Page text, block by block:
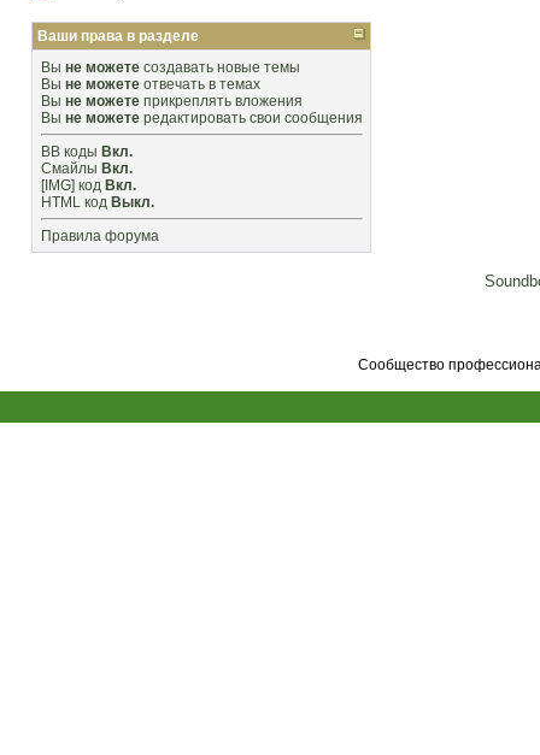
Ваши права в разделе
Вы не можете создавать новые темы
Вы не можете отвечать в темах
Вы не можете прикреплять вложения
Вы не можете редактировать свои сообщения
BB коды Вкл.
Смайлы Вкл.
[IMG] код Вкл.
HTML код Выкл.
Правила форума
Сообщество